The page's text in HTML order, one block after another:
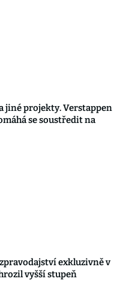
jiné projekty. Verstappen
se soustředit na
exkluzivně v
vyšší stupeň